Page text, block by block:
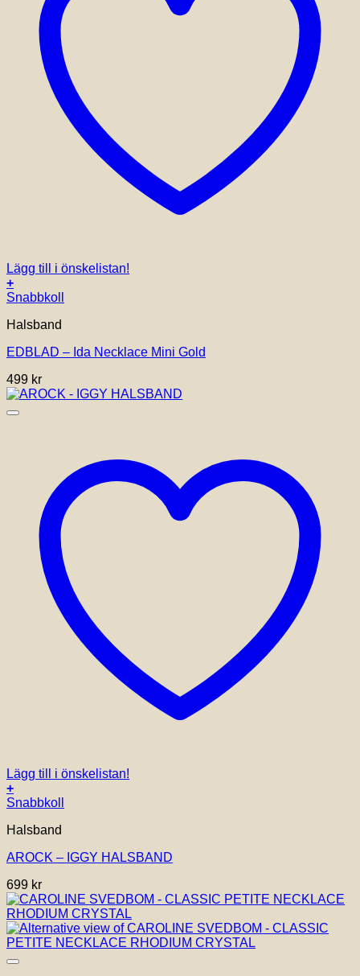
Lägg till i önskelistan!
+
Snabbkoll
Halsband
EDBLAD – Ida Necklace Mini Gold
499 kr
Lägg till i önskelistan!
+
Snabbkoll
Halsband
AROCK – IGGY HALSBAND
699 kr